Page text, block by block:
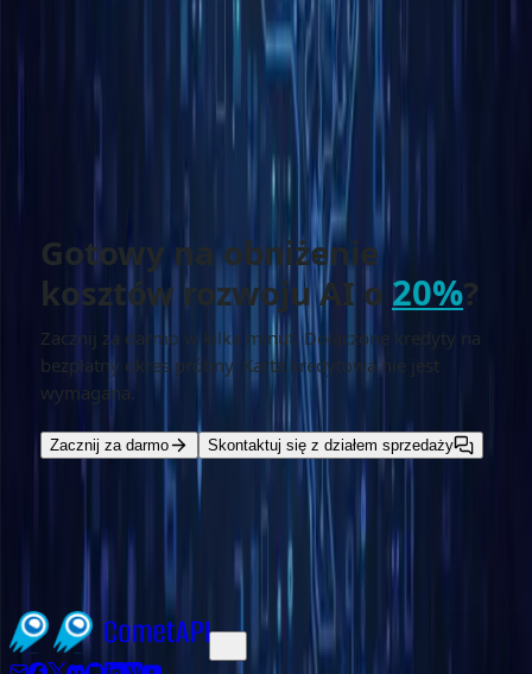
Interfejs API GPT-4o oraz API GPT-4.5
uzyskać szczegóły dotyczące integracji.
Sprawdzone pod kątem przejrzystości, atrybucji źródeł i
aktualnej terminologii API.
Jeden czat. Wszystko połączone. Bezpłatnie przez
Bezpłatna wersja próbna
Gotowy na obniżenie
kosztów rozwoju AI o 20%?
Zacznij za darmo w kilka minut. Dołączone kredyty na
bezpłatny okres próbny. Karta kredytowa nie jest
wymagana.
Zacznij za darmo Skontaktuj się z działem sprzedaży
Czytaj więcej